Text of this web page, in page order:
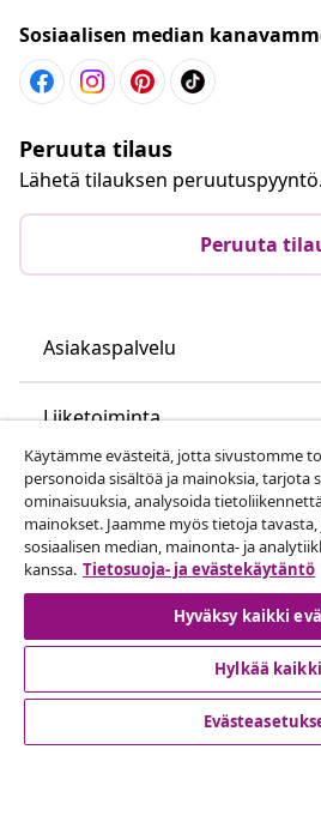
Sosiaalisen median
Peruuta tilaus
Lähetä tilauksen peruutuspyyntö.
Peruuta
Asiakaspalvelu
Liiketoiminta
vidaXL
Löydä lisää
© 2008-2026 vidaXL www.vidaxl.fi
Käytämme evästeitä, jotta sivustomme
personoida sisältöä ja mainoksia, tarjota
ominaisuuksia, analysoida
mainokset. Jaamme myös tietoja
sosiaalisen median, mainonta- ja
kanssa. Tietosuoja- ja evästekäytäntö
Hyväksy kaikki
Hylkää kaikki